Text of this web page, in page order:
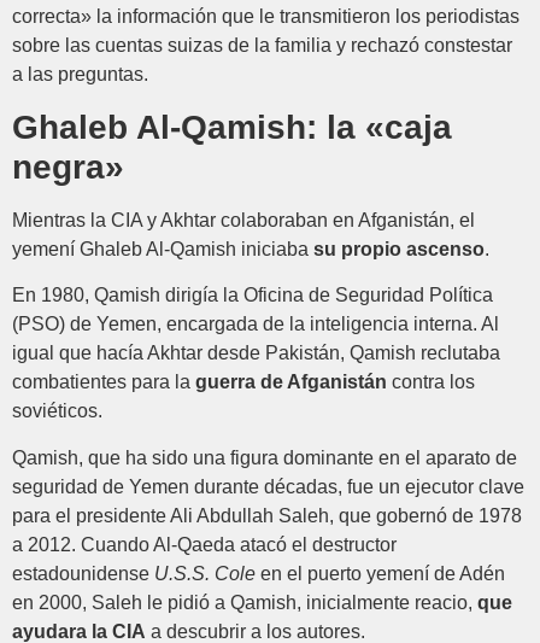
correcta» la información que le transmitieron los periodistas
sobre las cuentas suizas de la familia y rechazó constestar
a las preguntas.
Ghaleb Al-Qamish: la «caja
negra»
Mientras la CIA y Akhtar colaboraban en Afganistán, el
yemení Ghaleb Al-Qamish iniciaba su propio ascenso.
En 1980, Qamish dirigía la Oficina de Seguridad Política
(PSO) de Yemen, encargada de la inteligencia interna. Al
igual que hacía Akhtar desde Pakistán, Qamish reclutaba
combatientes para la guerra de Afganistán contra los
soviéticos.
Qamish, que ha sido una figura dominante en el aparato de
seguridad de Yemen durante décadas, fue un ejecutor clave
para el presidente Ali Abdullah Saleh, que gobernó de 1978
a 2012. Cuando Al-Qaeda atacó el destructor
estadounidense U.S.S. Cole en el puerto yemení de Adén
en 2000, Saleh le pidió a Qamish, inicialmente reacio, que
ayudara la CIA a descubrir a los autores.